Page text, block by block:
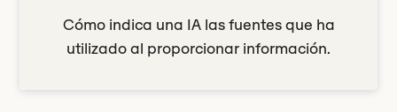
Cómo indica una IA las fuentes que ha
utilizado al proporcionar información.